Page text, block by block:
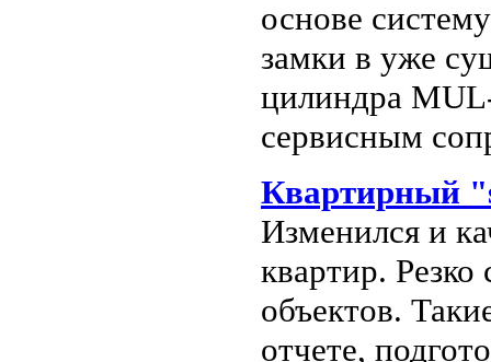
основе
замки в уже
цилиндра
сервисным
Квартирный
Изменился и
квартир.
объектов.
отчете,